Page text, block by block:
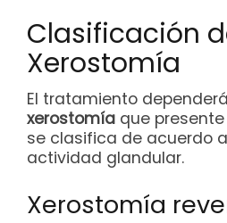
Clasificación
Xerostomía
El tratamiento
xerostomía que
se clasifica de acuerdo
actividad glandular.
Xerostomía